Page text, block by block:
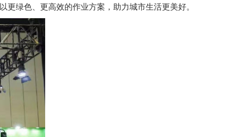
更绿色、更高效的作业方案，助力城市生活更美好。